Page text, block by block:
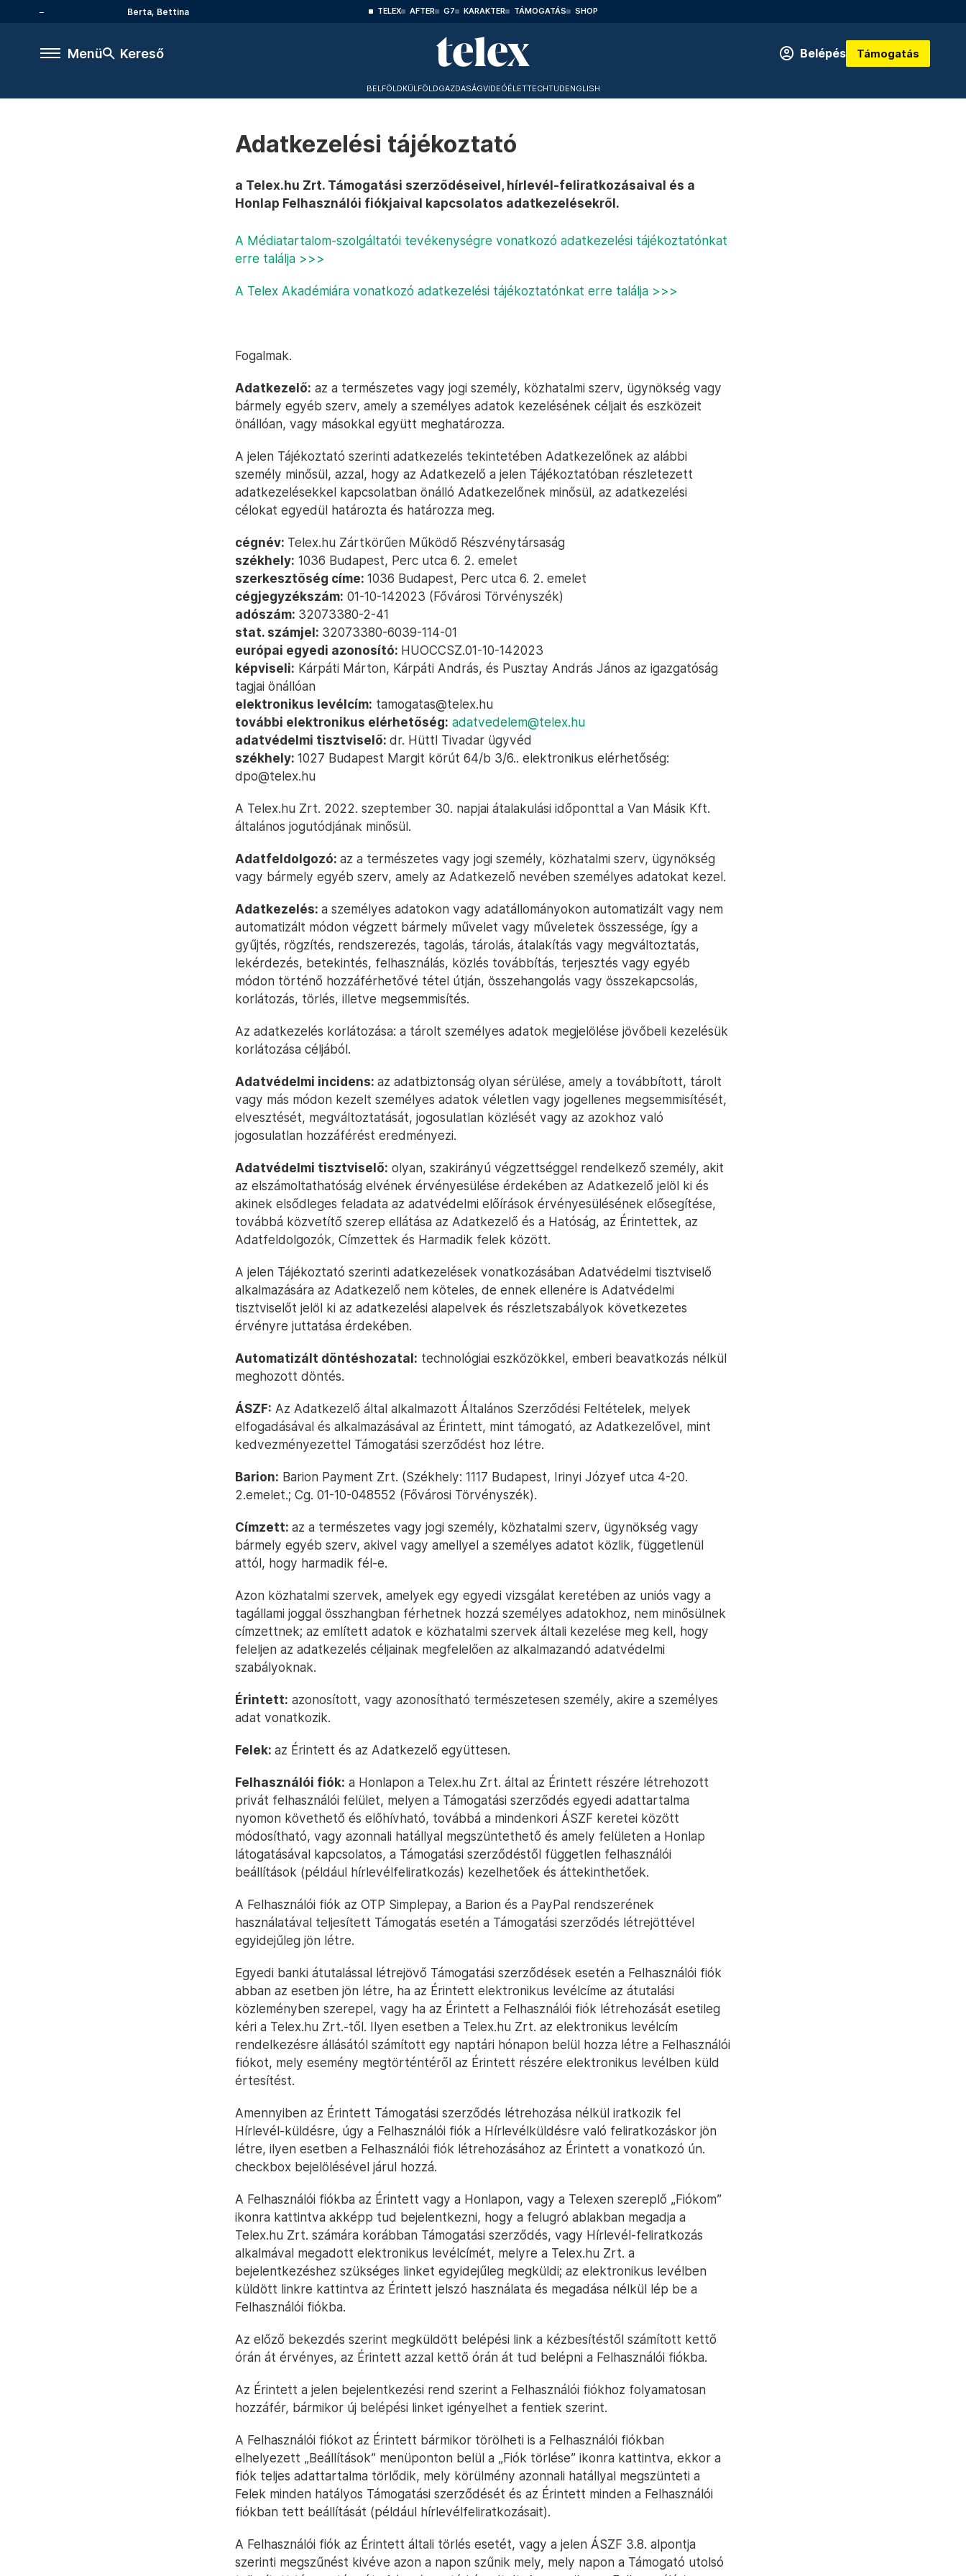
Berta, Bettina TELEX AFTER G7 KARAKTER TÁMOGATÁS SHOP
Menü Kereső Belépés Támogatás
BELFÖLDKÜLFÖLDGAZDASÁGVIDEÓÉLETTECHTUDENGLISH
Adatkezelési tájékoztató
a Telex.hu Zrt. Támogatási szerződéseivel, hírlevél-feliratkozásaival és a
Honlap Felhasználói fiókjaival kapcsolatos adatkezelésekről.
A Médiatartalom-szolgáltatói tevékenységre vonatkozó adatkezelési tájékoztatónkat
erre találja >>>
A Telex Akadémiára vonatkozó adatkezelési tájékoztatónkat erre találja >>>
Fogalmak.
Adatkezelő: az a természetes vagy jogi személy, közhatalmi szerv, ügynökség vagy
bármely egyéb szerv, amely a személyes adatok kezelésének céljait és eszközeit
önállóan, vagy másokkal együtt meghatározza.
A jelen Tájékoztató szerinti adatkezelés tekintetében Adatkezelőnek az alábbi
személy minősül, azzal, hogy az Adatkezelő a jelen Tájékoztatóban részletezett
adatkezelésekkel kapcsolatban önálló Adatkezelőnek minősül, az adatkezelési
célokat egyedül határozta és határozza meg.
cégnév: Telex.hu Zártkörűen Működő Részvénytársaság
székhely: 1036 Budapest, Perc utca 6. 2. emelet
szerkesztőség címe: 1036 Budapest, Perc utca 6. 2. emelet
cégjegyzékszám: 01-10-142023 (Fővárosi Törvényszék)
adószám: 32073380-2-41
stat. számjel: 32073380-6039-114-01
európai egyedi azonosító: HUOCCSZ.01-10-142023
képviseli: Kárpáti Márton, Kárpáti András, és Pusztay András János az igazgatóság
tagjai önállóan
elektronikus levélcím: tamogatas@telex.hu
további elektronikus elérhetőség: adatvedelem@telex.hu
adatvédelmi tisztviselő: dr. Hüttl Tivadar ügyvéd
székhely: 1027 Budapest Margit körút 64/b 3/6.. elektronikus elérhetőség:
dpo@telex.hu
A Telex.hu Zrt. 2022. szeptember 30. napjai átalakulási időponttal a Van Másik Kft.
általános jogutódjának minősül.
Adatfeldolgozó: az a természetes vagy jogi személy, közhatalmi szerv, ügynökség
vagy bármely egyéb szerv, amely az Adatkezelő nevében személyes adatokat kezel.
Adatkezelés: a személyes adatokon vagy adatállományokon automatizált vagy nem
automatizált módon végzett bármely művelet vagy műveletek összessége, így a
gyűjtés, rögzítés, rendszerezés, tagolás, tárolás, átalakítás vagy megváltoztatás,
lekérdezés, betekintés, felhasználás, közlés továbbítás, terjesztés vagy egyéb
módon történő hozzáférhetővé tétel útján, összehangolás vagy összekapcsolás,
korlátozás, törlés, illetve megsemmisítés.
Az adatkezelés korlátozása: a tárolt személyes adatok megjelölése jövőbeli kezelésük
korlátozása céljából.
Adatvédelmi incidens: az adatbiztonság olyan sérülése, amely a továbbított, tárolt
vagy más módon kezelt személyes adatok véletlen vagy jogellenes megsemmisítését,
elvesztését, megváltoztatását, jogosulatlan közlését vagy az azokhoz való
jogosulatlan hozzáférést eredményezi.
Adatvédelmi tisztviselő: olyan, szakirányú végzettséggel rendelkező személy, akit
az elszámoltathatóság elvének érvényesülése érdekében az Adatkezelő jelöl ki és
akinek elsődleges feladata az adatvédelmi előírások érvényesülésének elősegítése,
továbbá közvetítő szerep ellátása az Adatkezelő és a Hatóság, az Érintettek, az
Adatfeldolgozók, Címzettek és Harmadik felek között.
A jelen Tájékoztató szerinti adatkezelések vonatkozásában Adatvédelmi tisztviselő
alkalmazására az Adatkezelő nem köteles, de ennek ellenére is Adatvédelmi
tisztviselőt jelöl ki az adatkezelési alapelvek és részletszabályok következetes
érvényre juttatása érdekében.
Automatizált döntéshozatal: technológiai eszközökkel, emberi beavatkozás nélkül
meghozott döntés.
ÁSZF: Az Adatkezelő által alkalmazott Általános Szerződési Feltételek, melyek
elfogadásával és alkalmazásával az Érintett, mint támogató, az Adatkezelővel, mint
kedvezményezettel Támogatási szerződést hoz létre.
Barion: Barion Payment Zrt. (Székhely: 1117 Budapest, Irinyi Józyef utca 4-20.
2.emelet.; Cg. 01-10-048552 (Fővárosi Törvényszék).
Címzett: az a természetes vagy jogi személy, közhatalmi szerv, ügynökség vagy
bármely egyéb szerv, akivel vagy amellyel a személyes adatot közlik, függetlenül
attól, hogy harmadik fél-e.
Azon közhatalmi szervek, amelyek egy egyedi vizsgálat keretében az uniós vagy a
tagállami joggal összhangban férhetnek hozzá személyes adatokhoz, nem minősülnek
címzettnek; az említett adatok e közhatalmi szervek általi kezelése meg kell, hogy
feleljen az adatkezelés céljainak megfelelően az alkalmazandó adatvédelmi
szabályoknak.
Érintett: azonosított, vagy azonosítható természetesen személy, akire a személyes
adat vonatkozik.
Felek: az Érintett és az Adatkezelő együttesen.
Felhasználói fiók: a Honlapon a Telex.hu Zrt. által az Érintett részére létrehozott
privát felhasználói felület, melyen a Támogatási szerződés egyedi adattartalma
nyomon követhető és előhívható, továbbá a mindenkori ÁSZF keretei között
módosítható, vagy azonnali hatállyal megszüntethető és amely felületen a Honlap
látogatásával kapcsolatos, a Támogatási szerződéstől független felhasználói
beállítások (például hírlevélfeliratkozás) kezelhetőek és áttekinthetőek.
A Felhasználói fiók az OTP Simplepay, a Barion és a PayPal rendszerének
használatával teljesített Támogatás esetén a Támogatási szerződés létrejöttével
egyidejűleg jön létre.
Egyedi banki átutalással létrejövő Támogatási szerződések esetén a Felhasználói fiók
abban az esetben jön létre, ha az Érintett elektronikus levélcíme az átutalási
közleményben szerepel, vagy ha az Érintett a Felhasználói fiók létrehozását esetileg
kéri a Telex.hu Zrt.-től. Ilyen esetben a Telex.hu Zrt. az elektronikus levélcím
rendelkezésre állásától számított egy naptári hónapon belül hozza létre a Felhasználói
fiókot, mely esemény megtörténtéről az Érintett részére elektronikus levélben küld
értesítést.
Amennyiben az Érintett Támogatási szerződés létrehozása nélkül iratkozik fel
Hírlevél-küldésre, úgy a Felhasználói fiók a Hírlevélküldésre való feliratkozáskor jön
létre, ilyen esetben a Felhasználói fiók létrehozásához az Érintett a vonatkozó ún.
checkbox bejelölésével járul hozzá.
A Felhasználói fiókba az Érintett vagy a Honlapon, vagy a Telexen szereplő „Fiókom”
ikonra kattintva akképp tud bejelentkezni, hogy a felugró ablakban megadja a
Telex.hu Zrt. számára korábban Támogatási szerződés, vagy Hírlevél-feliratkozás
alkalmával megadott elektronikus levélcímét, melyre a Telex.hu Zrt. a
bejelentkezéshez szükséges linket egyidejűleg megküldi; az elektronikus levélben
küldött linkre kattintva az Érintett jelszó használata és megadása nélkül lép be a
Felhasználói fiókba.
Az előző bekezdés szerint megküldött belépési link a kézbesítéstől számított kettő
órán át érvényes, az Érintett azzal kettő órán át tud belépni a Felhasználói fiókba.
Az Érintett a jelen bejelentkezési rend szerint a Felhasználói fiókhoz folyamatosan
hozzáfér, bármikor új belépési linket igényelhet a fentiek szerint.
A Felhasználói fiókot az Érintett bármikor törölheti is a Felhasználói fiókban
elhelyezett „Beállítások” menüponton belül a „Fiók törlése” ikonra kattintva, ekkor a
fiók teljes adattartalma törlődik, mely körülmény azonnali hatállyal megszünteti a
Felek minden hatályos Támogatási szerződését és az Érintett minden a Felhasználói
fiókban tett beállítását (például hírlevélfeliratkozásait).
A Felhasználói fiók az Érintett általi törlés esetét, vagy a jelen ÁSZF 3.8. alpontja
szerinti megszűnést kivéve azon a napon szűnik mely, mely napon a Támogató utolsó